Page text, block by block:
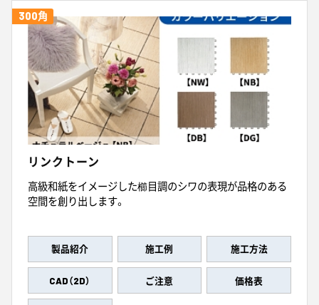
300角
リンクトーン
高級和紙をイメージした櫛目調のシワの表現が品格のある
空間を創り出します。
製品紹介 施工例 施工方法
CAD（2D） ご注意 価格表